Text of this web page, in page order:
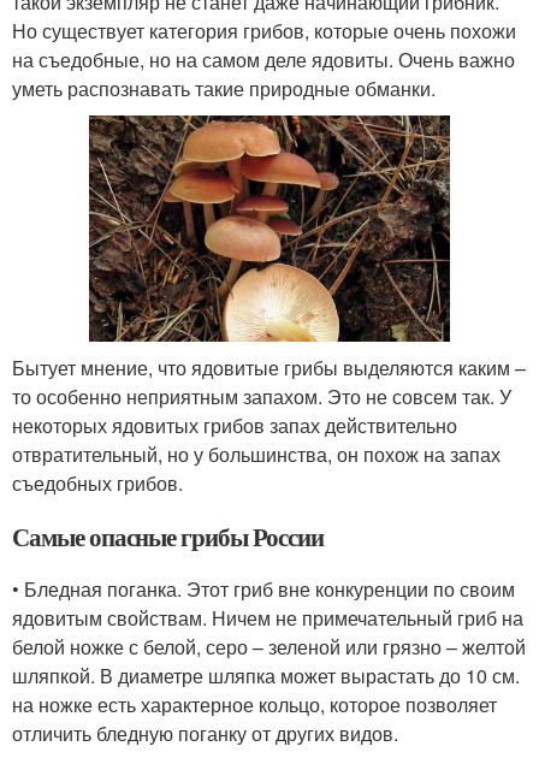
Но существует категория грибов, которые очень похожи
на съедобные, но на самом деле ядовиты. Очень важно
уметь распознавать такие природные обманки.
Бытует мнение, что ядовитые грибы выделяются каким –
то особенно неприятным запахом. Это не совсем так. У
некоторых ядовитых грибов запах действительно
отвратительный, но у большинства, он похож на запах
съедобных грибов.
Самые опасные грибы России
• Бледная поганка. Этот гриб вне конкуренции по своим
ядовитым свойствам. Ничем не примечательный гриб на
белой ножке с белой, серо – зеленой или грязно – желтой
шляпкой. В диаметре шляпка может вырастать до 10 см.
на ножке есть характерное кольцо, которое позволяет
отличить бледную поганку от других видов.